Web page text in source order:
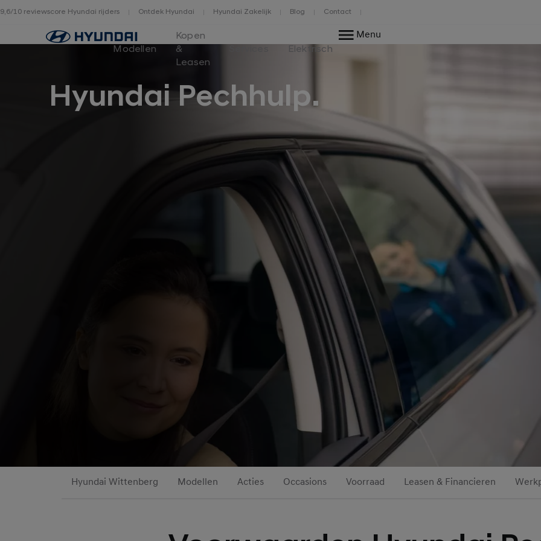
9,6/10 reviewscore Hyundai rijders Ontdek Hyundai Hyundai Zakelijk Blog Contact
Home
Modellen
Kopen
&
Leasen
Elektrisch
Menu
Hyundai Pechhulp.
Hyundai Wittenberg Modellen Acties Occasions Voorraad Leasen & Financieren